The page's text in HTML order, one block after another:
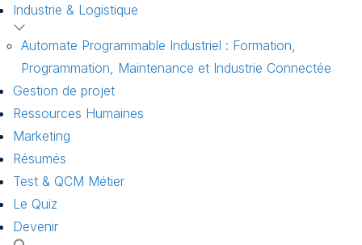
Industrie & Logistique
Automate Programmable Industriel : Formation,
Programmation, Maintenance et Industrie Connectée
Gestion de projet
Ressources Humaines
Marketing
Résumés
Test & QCM Métier
Le Quiz
Devenir